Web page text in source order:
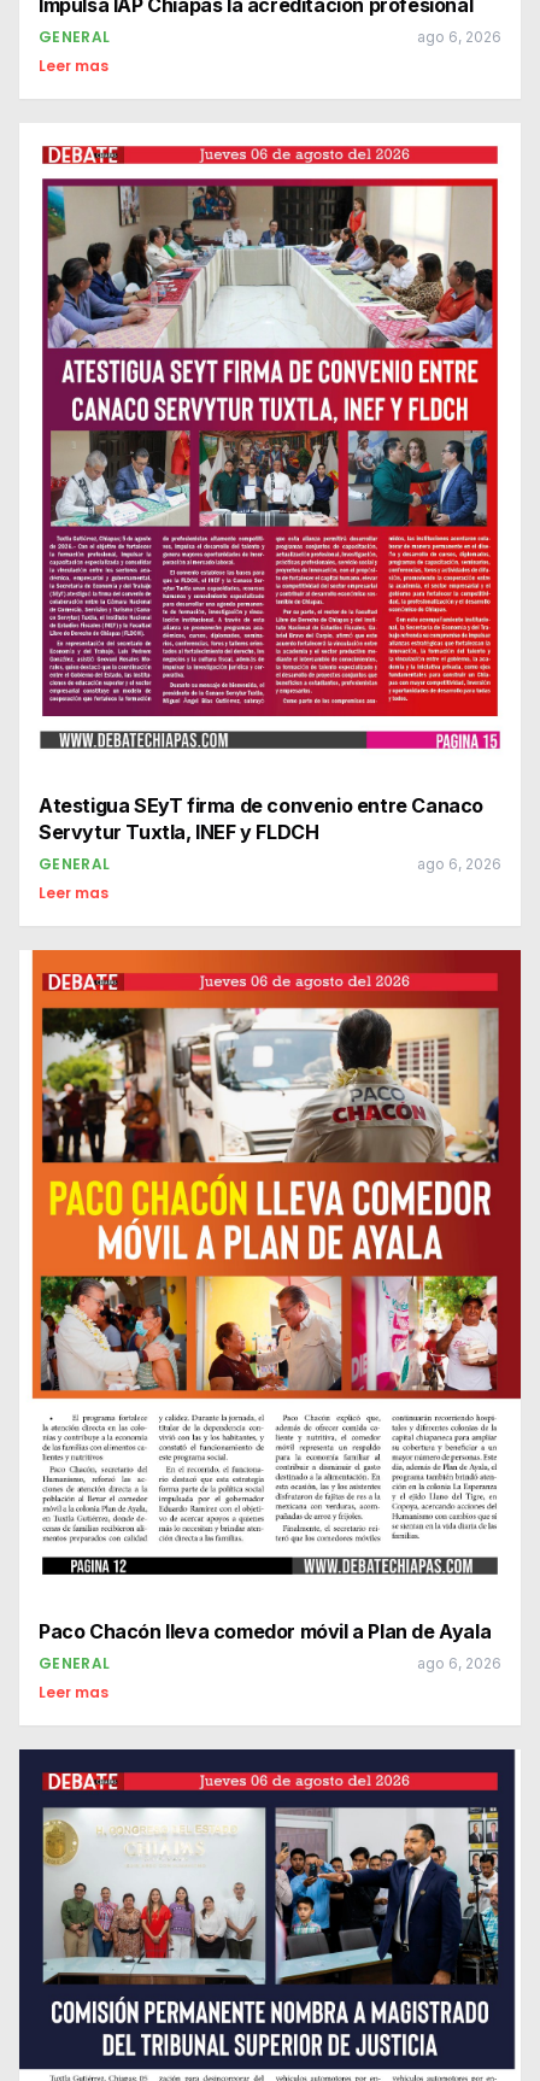
Impulsa IAP Chiapas la acreditación profesional
GENERAL ago 6, 2026
Leer mas
Atestigua SEyT firma de convenio entre Canaco
Servytur Tuxtla, INEF y FLDCH
GENERAL ago 6, 2026
Leer mas
Paco Chacón lleva comedor móvil a Plan de Ayala
GENERAL ago 6, 2026
Leer mas